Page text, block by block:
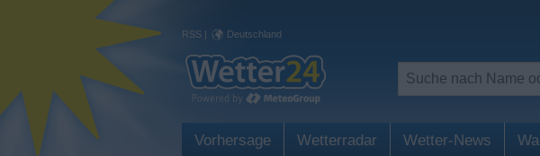
RSS | Deutschland
Vorhersage Wetterradar Wetter-News